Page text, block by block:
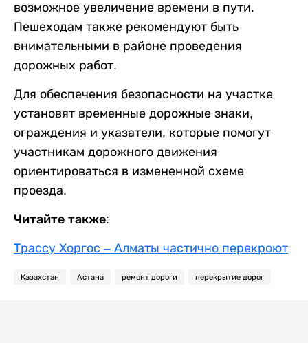
возможное увеличение времени в пути.
Пешеходам также рекомендуют быть
внимательными в районе проведения
дорожных работ.
Для обеспечения безопасности на участке
установят временные дорожные знаки,
ограждения и указатели, которые помогут
участникам дорожного движения
ориентироваться в измененной схеме
проезда.
Читайте также:
Трассу Хоргос – Алматы частично перекроют
Казахстан Астана ремонт дороги перекрытие дорог